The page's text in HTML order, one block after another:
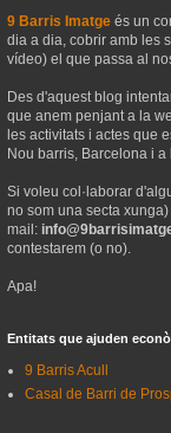
9 Barris Imatge és un
dia a dia, cobrir amb les
vídeo) el que passa al
Des d'aquest blog
que anem penjant a la
les activitats i actes que
Nou barris, Barcelona i
Si voleu col·laborar
no som una secta
mail:
contestarem (o no).
Apa!
Entitats que ajuden
9 Barris Acull
Casal de Barri de